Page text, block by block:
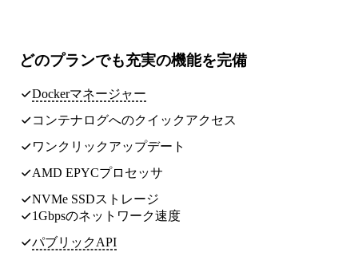
どのプランでも充実の機能を完備
Dockerマネージャー
コンテナログへのクイックアクセス
ワンクリックアップデート
AMD EPYCプロセッサ
NVMe SSDストレージ
1Gbpsのネットワーク速度
パブリックAPI